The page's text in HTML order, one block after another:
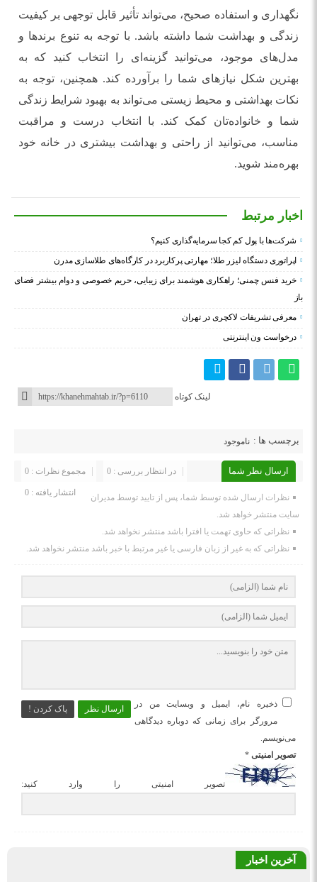
نگهداری و استفاده صحیح، می‌تواند تأثیر قابل توجهی بر کیفیت
زندگی و بهداشت شما داشته باشد. با توجه به تنوع برندها و
مدل‌های موجود، می‌توانید گزینه‌ای را انتخاب کنید که به
بهترین شکل نیازهای شما را برآورده کند. همچنین، توجه به
نکات بهداشتی و محیط زیستی می‌تواند به بهبود شرایط زندگی
شما و خانواده‌تان کمک کند. با انتخاب درست و مراقبت
مناسب، می‌توانید از راحتی و بهداشت بیشتری در خانه خود
بهره‌مند شوید.
اخبار مرتبط
شرکت‌ها با پول کم کجا سرمایه‌گذاری کنیم؟
اپراتوری دستگاه لیزر طلا؛ مهارتی پرکاربرد در کارگاه‌های طلاسازی مدرن
خرید فنس چمنی؛ راهکاری هوشمند برای زیبایی، حریم خصوصی و دوام بیشتر فضای
باز
معرفی تشریفات لاکچری در تهران
درخواست ون اینترنتی
لینک کوتاه
برچسب ها : ناموجود
ارسال نظر شما مجموع نظرات : 0 در انتظار بررسی : 0
انتشار یافته : 0
نظرات ارسال شده توسط شما، پس از تایید توسط مدیران
سایت منتشر خواهد شد.
نظراتی که حاوی تهمت یا افترا باشد منتشر نخواهد شد.
نظراتی که به غیر از زبان فارسی یا غیر مرتبط با خبر باشد منتشر نخواهد شد.
ارسال نظر پاک کردن !
ذخیره نام، ایمیل و وبسایت من در
مرورگر برای زمانی که دوباره دیدگاهی
می‌نویسم.
تصویر امنیتی *
تصویر امنیتی را وارد کنید:
آخرین اخبار